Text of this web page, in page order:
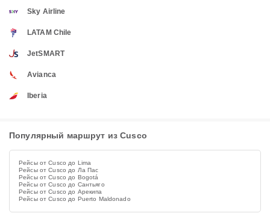
Sky Airline
LATAM Chile
JetSMART
Avianca
Iberia
Популярный маршрут из Cusco
Рейсы от Cusco до Lima
Рейсы от Cusco до Ла Пас
Рейсы от Cusco до Bogotá
Рейсы от Cusco до Сантьяго
Рейсы от Cusco до Арекипа
Рейсы от Cusco до Puerto Maldonado